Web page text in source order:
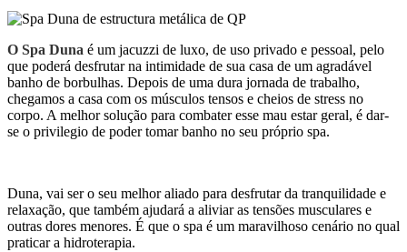
O Spa Duna é um jacuzzi de luxo, de uso privado e pessoal, pelo
que poderá desfrutar na intimidade de sua casa de um agradável
banho de borbulhas. Depois de uma dura jornada de trabalho,
chegamos a casa com os músculos tensos e cheios de stress no
corpo. A melhor solução para combater esse mau estar geral, é dar-
se o privilegio de poder tomar banho no seu próprio spa.
Duna, vai ser o seu melhor aliado para desfrutar da tranquilidade e
relaxação, que também ajudará a aliviar as tensões musculares e
outras dores menores. É que o spa é um maravilhoso cenário no qual
praticar a hidroterapia.